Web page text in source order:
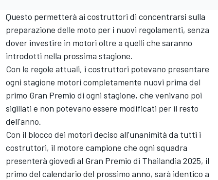
Questo permetterà ai costruttori di concentrarsi sulla
preparazione delle moto per i nuovi regolamenti, senza
dover investire in motori oltre a quelli che saranno
introdotti nella prossima stagione.
Con le regole attuali, i costruttori potevano presentare
ogni stagione motori completamente nuovi prima del
primo Gran Premio di ogni stagione, che venivano poi
sigillati e non potevano essere modificati per il resto
dell'anno.
Con il blocco dei motori deciso all'unanimità da tutti i
costruttori, il motore campione che ogni squadra
presenterà giovedì al Gran Premio di Thailandia 2025, il
primo del calendario del prossimo anno, sarà identico a